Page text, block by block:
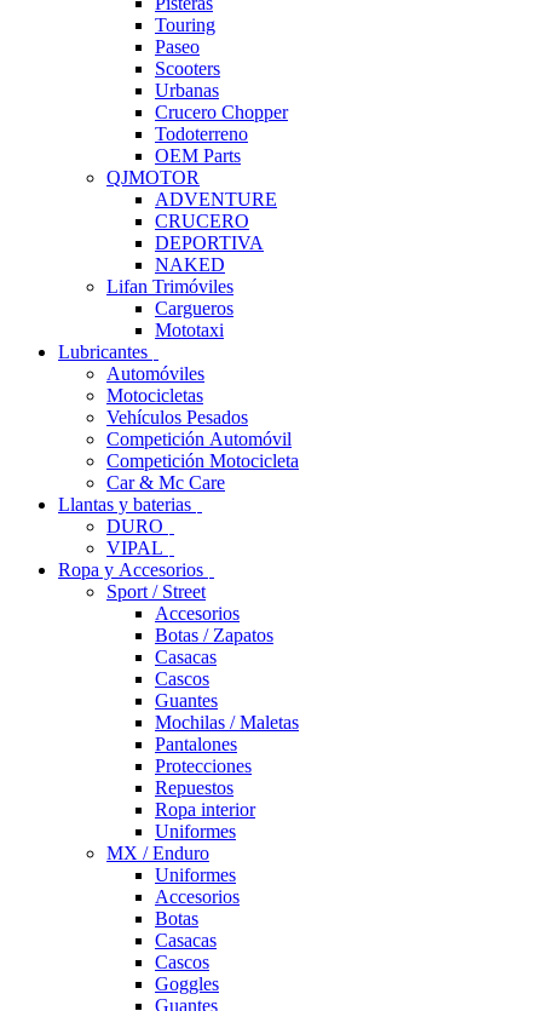
Touring
Paseo
Scooters
Urbanas
Crucero Chopper
Todoterreno
OEM Parts
QJMOTOR
ADVENTURE
CRUCERO
DEPORTIVA
NAKED
Lifan Trimóviles
Cargueros
Mototaxi
Lubricantes
Automóviles
Motocicletas
Vehículos Pesados
Competición Automóvil
Competición Motocicleta
Car & Mc Care
Llantas y baterias
DURO
VIPAL
Ropa y Accesorios
Sport / Street
Accesorios
Botas / Zapatos
Casacas
Cascos
Guantes
Mochilas / Maletas
Pantalones
Protecciones
Repuestos
Ropa interior
Uniformes
MX / Enduro
Uniformes
Accesorios
Botas
Casacas
Cascos
Goggles
Guantes